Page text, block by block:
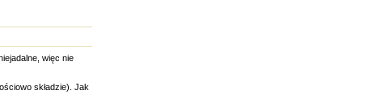
więc nie
składzie). Jak